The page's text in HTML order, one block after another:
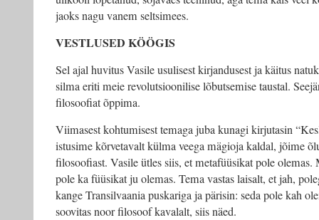
jaoks nagu vanem seltsimees.
VESTLUSED KÖÖGIS
Sel ajal huvitus Vasile usulisest kirjandusest ja käitus
silma eriti meie revolutsioonilise lõbutsemise taustal.
filosoofiat õppima.
Viimasest kohtumisest temaga juba kunagi kirjutasin
istusime kõrvetavalt külma veega mägioja kaldal, jõime
filosoofiast. Vasile ütles siis, et metafüüsikat pole olemas.
pole ka füüsikat ju olemas. Tema vastas laisalt, et jah,
kange Transilvaania puskariga ja pärisin: seda pole kah
soovitas noor filosoof kavalalt, siis näed.